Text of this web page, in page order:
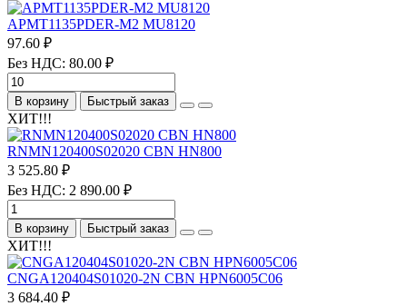
APMT1135PDER-M2 MU8120
97.60 ₽
Без НДС: 80.00 ₽
В корзину Быстрый заказ
ХИТ!!!
RNMN120400S02020 CBN HN800
3 525.80 ₽
Без НДС: 2 890.00 ₽
В корзину Быстрый заказ
ХИТ!!!
CNGA120404S01020-2N CBN HPN6005C06
3 684.40 ₽